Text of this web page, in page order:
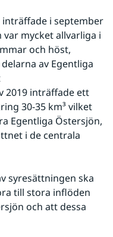
i september
mycket allvarliga i
och höst,
av Egentliga
2019 inträffade ett
30-35 km³ vilket
Egentliga Östersjön,
i de centrala
syresättningen ska
till stora inflöden
och att dessa